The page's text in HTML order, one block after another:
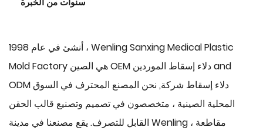
أنشئ في عام 1998 ، Wenling Sanxing Medical Plastic
OEM دلاء إسقاط الموردينand
ODM دلاء إسقاط شركة, نحن المصنع المحترف في السوق
المحلية الصينية ، متخصصون في تصميم وتصنيع قالب الحقن
القابل للتصرف. يقع مصنعنا في مدينة Wenling ، مقاطعة